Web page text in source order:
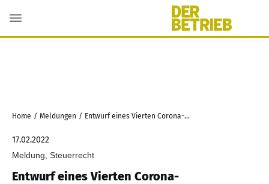
Home / Meldungen / Entwurf eines Vierten Corona-Steuerhilfegesetzes
17.02.2022
Meldung, Steuerrecht
Entwurf eines Vierten Corona-